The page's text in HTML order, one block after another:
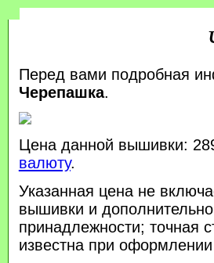
Перед вами подробная
Черепашка.
Цена данной вышивки:
валюту.
Указанная цена не
вышивки и
принадлежности; точная
известна при оформлении